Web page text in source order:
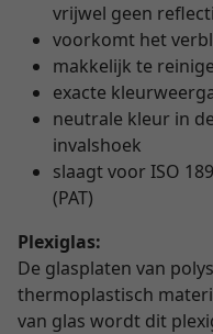
vrijwel geen
voorkomt het
makkelijk te
exacte
neutrale kleur in
invalshoek
slaagt voor ISO
(PAT)
Plexiglas:
De glasplaten van
thermoplastisch
van glas wordt dit